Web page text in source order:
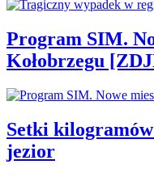
Program SIM.
Kołobrzegu
Setki
jezior